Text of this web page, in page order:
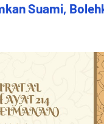
Suami,